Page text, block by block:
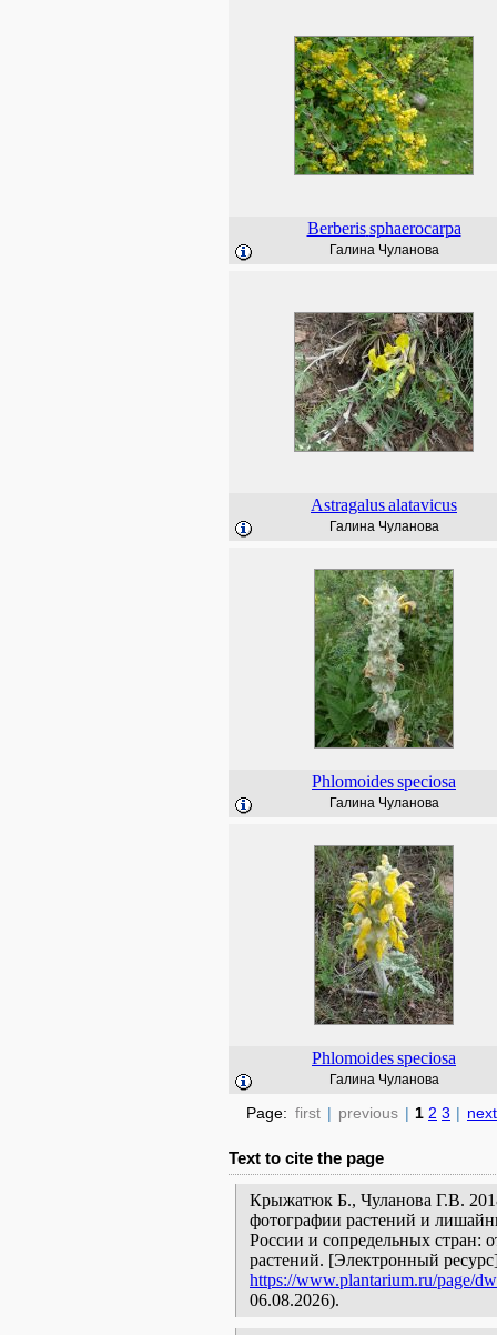
Berberis sphaerocarpa
Галина Чуланова
Astragalusalatavicus
Галина Чуланова
Phlomoidesspeciosa
Галина Чуланова
Phlomoidesspeciosa
Галина Чуланова
Page: first | previous | 1 2 3 | next
Text to cite the page
Крыжатюк Б., Чуланова Г.В.
фотографии растений и
России и сопредельных стран:
растений. [Электронный
https://www.plantarium.ru/page/
06.08.2026).